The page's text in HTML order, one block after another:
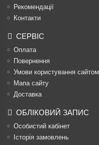
Рекомендації
Контакти
СЕРВІС
Оплата
Повернення
Умови користування сайтом
Мапа сайту
Доставка
ОБЛІКОВИЙ ЗАПИС
Особистий кабінет
Історія замовлень